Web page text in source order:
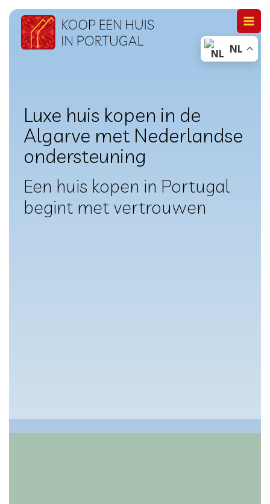
Doorgaan
naar
inhoud
Luxe huis kopen in de
Algarve met Nederlandse
ondersteuning
Een huis kopen in Portugal
begint met vertrouwen
NL